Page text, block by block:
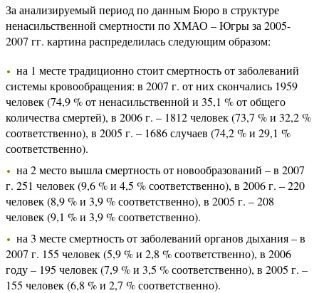
За анализируемый период по данным Бюро в структуре
ненасильственной смертности по ХМАО – Югры за 2005-
2007 гг. картина распределилась следующим образом:
на 1 месте традиционно стоит смертность от заболеваний
системы кровообращения: в 2007 г. от них скончались 1959
человек (74,9 % от ненасильственной и 35,1 % от общего
количества смертей), в 2006 г. – 1812 человек (73,7 % и 32,2 %
соответственно), в 2005 г. – 1686 случаев (74,2 % и 29,1 %
соответственно).
на 2 место вышла смертность от новообразований – в 2007
г. 251 человек (9,6 % и 4,5 % соответственно), в 2006 г. – 220
человек (8,9 % и 3,9 % соответственно), в 2005 г. – 208
человек (9,1 % и 3,9 % соответственно).
на 3 месте смертность от заболеваний органов дыхания – в
2007 г. 155 человек (5,9 % и 2,8 % соответственно), в 2006
году – 195 человек (7,9 % и 3,5 % соответственно), в 2005 г. –
155 человек (6,8 % и 2,7 % соответственно).